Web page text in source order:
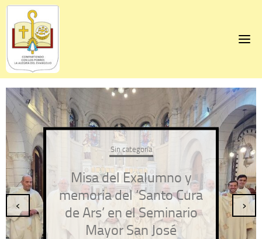
Skip
content
Sin categoría
Misa del Exalumno y
memoria del ‘Santo Cura
de Ars’ en el Seminario
Mayor San José
‹ ›